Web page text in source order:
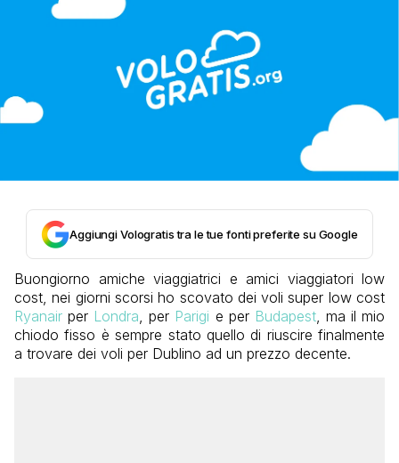
Aggiungi Vologratis tra le tue fonti preferite su Google
Buongiorno amiche viaggiatrici e amici viaggiatori low
cost, nei giorni scorsi ho scovato dei voli super low cost
Ryanair per Londra, per Parigi e per Budapest, ma il mio
chiodo fisso è sempre stato quello di riuscire finalmente
a trovare dei voli per Dublino ad un prezzo decente.